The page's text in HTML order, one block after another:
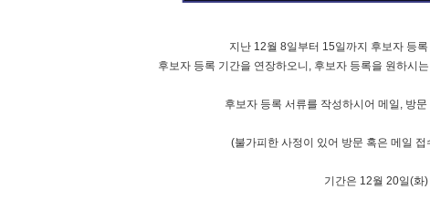
지난 12월 8일부터 15일까지 후보자 등
후보자 등록 기간을 연장하오니, 후보자 등록을 원하시
후보자 등록 서류를 작성하시어 메일, 방
(불가피한 사정이 있어 방문 혹은 메일
기간은 12월 20일(화